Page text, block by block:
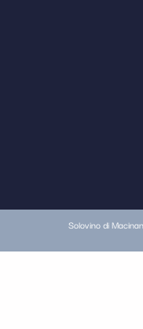
Solovino di